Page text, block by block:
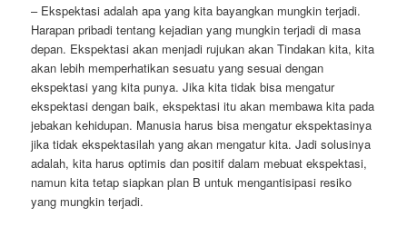
– Ekspektasi adalah apa yang kita bayangkan mungkin terjadi.
Harapan pribadi tentang kejadian yang mungkin terjadi di masa
depan. Ekspektasi akan menjadi rujukan akan Tindakan kita, kita
akan lebih memperhatikan sesuatu yang sesuai dengan
ekspektasi yang kita punya. Jika kita tidak bisa mengatur
ekspektasi dengan baik, ekspektasi itu akan membawa kita pada
jebakan kehidupan. Manusia harus bisa mengatur ekspektasinya
jika tidak ekspektasilah yang akan mengatur kita. Jadi solusinya
adalah, kita harus optimis dan positif dalam mebuat ekspektasi,
namun kita tetap siapkan plan B untuk mengantisipasi resiko
yang mungkin terjadi.